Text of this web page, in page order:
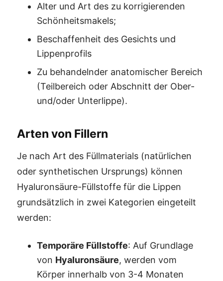
Alter und Art des zu korrigierenden
Schönheitsmakels;
Beschaffenheit des Gesichts und
Lippenprofils
Zu behandelnder anatomischer Bereich
(Teilbereich oder Abschnitt der Ober-
und/oder Unterlippe).
Arten von Fillern
Je nach Art des Füllmaterials (natürlichen
oder synthetischen Ursprungs) können
Hyaluronsäure-Füllstoffe für die Lippen
grundsätzlich in zwei Kategorien eingeteilt
werden:
Temporäre Füllstoffe: Auf Grundlage
von Hyaluronsäure, werden vom
Körper innerhalb von 3-4 Monaten